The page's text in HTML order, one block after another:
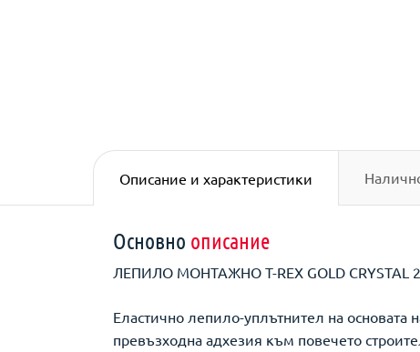
Описание и характеристики
Основно описание
ЛЕПИЛО МОНТАЖНО T-REX GOLD CRYSTAL
Еластично лепило-уплътнител на
превъзходна адхезия към повечето